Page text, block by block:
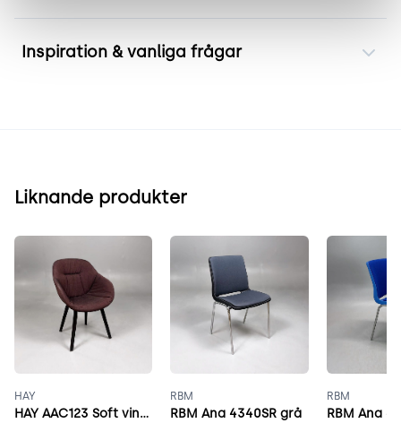
Inspiration & vanliga frågar
Liknande produkter
HAY
HAY AAC123 Soft vinröd
RBM
RBM Ana 4340SR grå
RBM
RBM Ana